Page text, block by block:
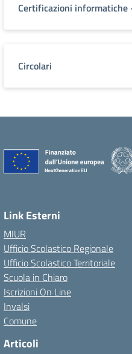
Certificazioni informatiche
Circolari
Link Esterni
MIUR
Ufficio Scolastico Regionale
Ufficio Scolastico Territoriale
Scuola in Chiaro
Iscrizioni On Line
Invalsi
Comune
Articoli